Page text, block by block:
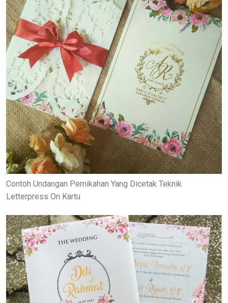
Contoh Undangan Pernikahan Yang Dicetak Teknik
Letterpress On Kartu